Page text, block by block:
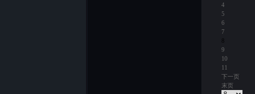
4
5
6
7
9
10
11
下一页
末页